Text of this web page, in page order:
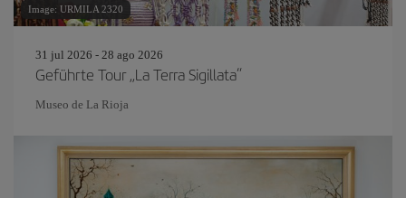
Image: URMILA 2320
31 jul 2026 - 28 ago 2026
Geführte Tour „La Terra Sigillata“
Museo de La Rioja